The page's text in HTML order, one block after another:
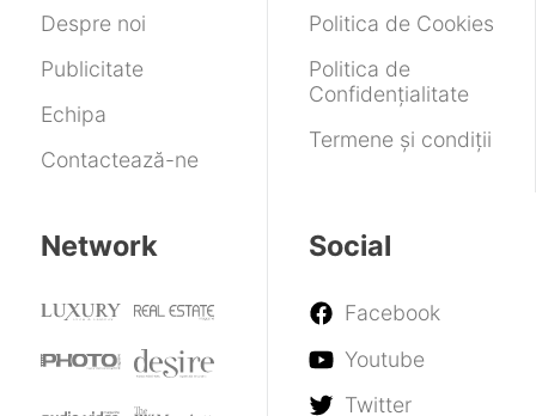
GTAnoile
flagship-
uri
Darksword
Despre noi
Publicitate
Echipa
Contactează-ne
Politica de Cookies
Politica de
Confidențialitate
Termene și condiții
Network Social
Facebook
Youtube
Twitter